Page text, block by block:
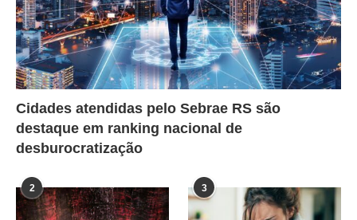
Cidades atendidas pelo Sebrae RS são
destaque em ranking nacional de
desburocratização
2 3